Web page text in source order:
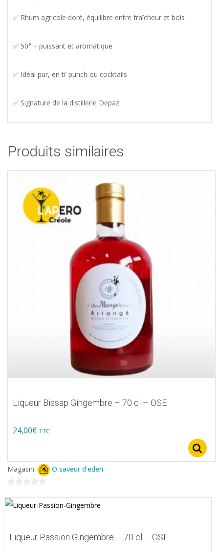
✅ Rhum agricole doré, équilibre entre fraîcheur et bois
✅ 50° – puissant et aromatique
✅ Idéal pur, en ti’ punch ou cocktails
✅ Signature de la distillerie Depaz
Produits similaires
Liqueur Bissap Gingembre – 70 cl – OSE
24,00€ TTC
Magasin: O saveur d'eden
sur
Liqueur Passion Gingembre – 70 cl – OSE